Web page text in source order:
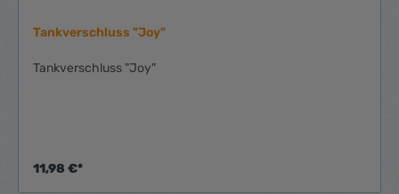
Tankverschluss "Joy"
Tankverschluss "Joy"
11,98 €*